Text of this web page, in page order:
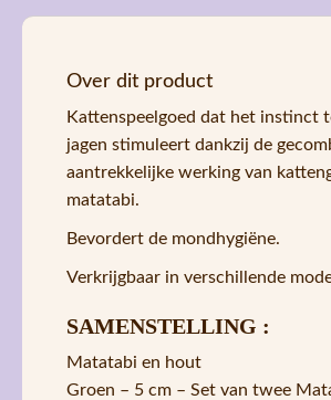
Over dit product
Kattenspeelgoed dat het instinct
jagen stimuleert dankzij de
aantrekkelijke werking van
matatabi.
Bevordert de mondhygiëne.
Verkrijgbaar in verschillende
SAMENSTELLING :
Matatabi en hout
Groen – 5 cm – Set van twee